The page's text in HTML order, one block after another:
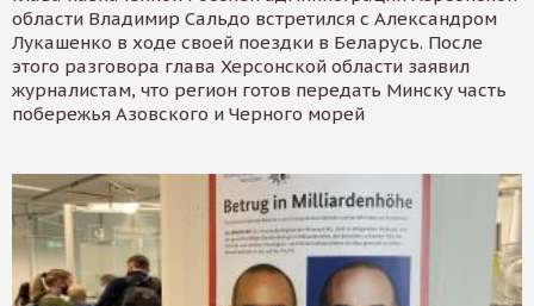
области Владимир Сальдо встретился с Александром
Лукашенко в ходе своей поездки в Беларусь. После
этого разговора глава Херсонской области заявил
журналистам, что регион готов передать Минску часть
побережья Азовского и Черного морей